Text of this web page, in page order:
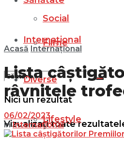
Social
Filme
Nici un rezultat
Vizualizați toate
Internațional
Diverse
Lifestyle
Acasă Internațional
Lista
râvnitele
06/02/2023
in Internațional